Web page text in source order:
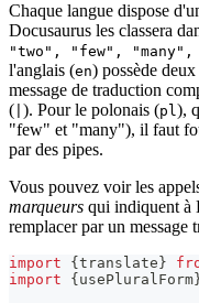
Chaque langue dispose
Docusaurus les classera
"two", "few", "many",
l'anglais (en) possède
message de traduction
( ). Pour le polonais (pl),
"few" et "many"), il faut
par des pipes.
Vous pouvez voir les
marqueurs qui indiquent à
remplacer par un message
import { translate }
import
{ usePluralForm